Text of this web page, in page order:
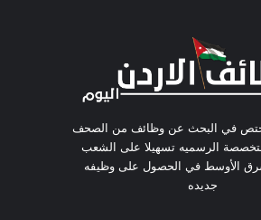
في البحث عن وظائف من الصحف
الرسميه تسهيلا على الشعب
الأوسط في الحصول على وظيفه
جديده